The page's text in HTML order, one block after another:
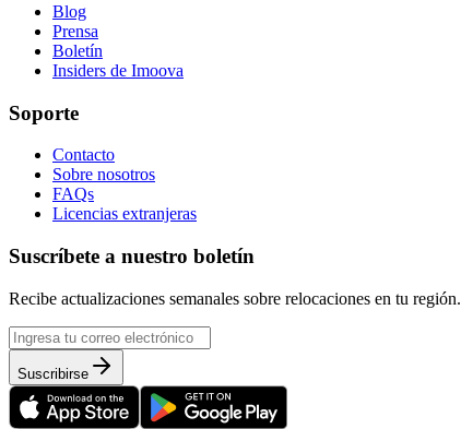
Blog
Prensa
Boletín
Insiders de Imoova
Soporte
Contacto
Sobre nosotros
FAQs
Licencias extranjeras
Suscríbete a nuestro boletín
Recibe actualizaciones semanales sobre relocaciones en tu región.
Suscribirse